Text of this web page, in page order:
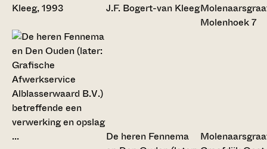
J.F. Bogert-van Kleeg
Molenhoek 7
De heren Fennema